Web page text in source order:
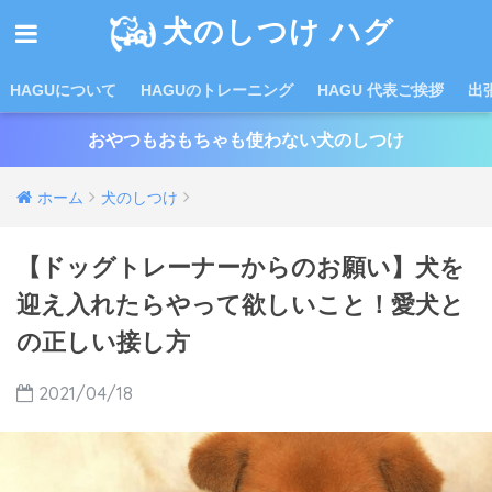
犬のしつけ ハグ
HAGUについて HAGUのトレーニング HAGU 代表ご挨拶 出
おやつもおもちゃも使わない犬のしつけ
ホーム 犬のしつけ
【ドッグトレーナーからのお願い】犬を
迎え入れたらやって欲しいこと！愛犬と
の正しい接し方
2021/04/18